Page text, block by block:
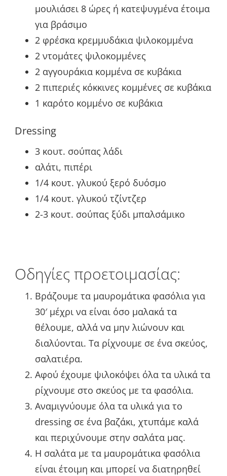
μουλιάσει 8 ώρες ή κατεψυγμένα έτοιμα
για βράσιμο
2 φρέσκα κρεμμυδάκια ψιλοκομμένα
2 ντομάτες ψιλοκομμένες
2 αγγουράκια κομμένα σε κυβάκια
2 πιπεριές κόκκινες κομμένες σε κυβάκια
1 καρότο κομμένο σε κυβάκια
Dressing
3 κουτ. σούπας λάδι
αλάτι, πιπέρι
1/4 κουτ. γλυκού ξερό δυόσμο
1/4 κουτ. γλυκού τζίντζερ
2-3 κουτ. σούπας ξύδι μπαλσάμικο
Οδηγίες προετοιμασίας:
Βράζουμε τα μαυρομάτικα φασόλια για
30′ μέχρι να είναι όσο μαλακά τα
θέλουμε, αλλά να μην λιώνουν και
διαλύονται. Τα ρίχνουμε σε ένα σκεύος,
σαλατιέρα.
Αφού έχουμε ψιλοκόψει όλα τα υλικά τα
ρίχνουμε στο σκεύος με τα φασόλια.
Αναμιγνύουμε όλα τα υλικά για το
dressing σε ένα βαζάκι, χτυπάμε καλά
και περιχύνουμε στην σαλάτα μας.
Η σαλάτα με τα μαυρομάτικα φασόλια
είναι έτοιμη και μπορεί να διατηρηθεί